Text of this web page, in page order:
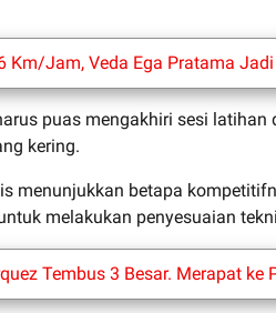
Jam, Veda Ega Pratama Jadi
puas mengakhiri sesi
kering.
menunjukkan betapa
melakukan penyesuaian
Tembus 3 Besar. Merapat ke